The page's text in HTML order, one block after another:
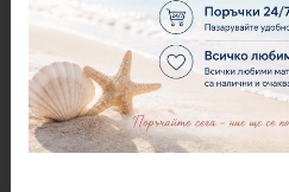
Грунд, Основи, Релефни
Варак, Шлак метал, Фолио,
Пантна
Лакове и защитни покрития